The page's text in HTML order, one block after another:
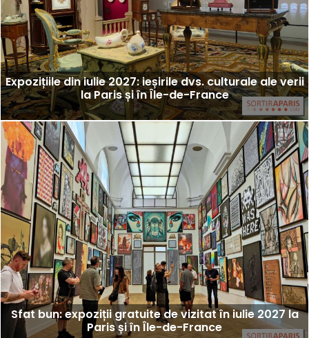
Expozițiile din iulie 2027: ieșirile dvs. culturale ale verii
la Paris și în Île-de-France
Sfat bun: expoziții gratuite de vizitat în iulie 2027 la
Paris și în Île-de-France